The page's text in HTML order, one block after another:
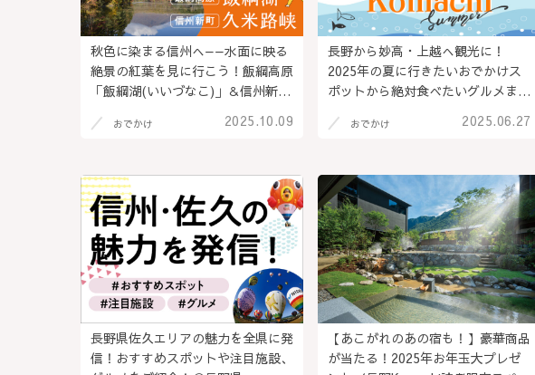
秋色に染まる信州へ——水面に映る
絶景の紅葉を見に行こう！飯綱高原
「飯綱湖(いいづなこ)」＆信州新町
る、心ほどける紅葉旅。@長野県長
2025.10.09
おでかけ
長野から妙高・上越へ観光に！
2025年の夏に行きたいおでかけス
ポットから絶対食べたいグルメまで
（PR）
2025.06.27
おでかけ
長野県佐久エリアの魅力を全県に発
信！おすすめスポットや注目施設、
【あこがれのあの宿も！】豪華商品
が当たる！2025年お年玉大プレゼ